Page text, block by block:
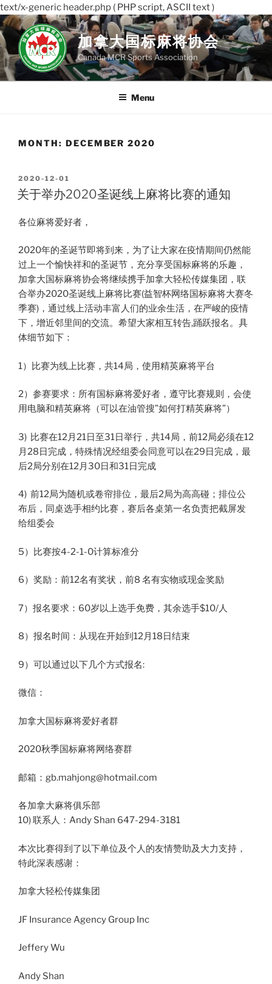
text/x-generic header.php ( PHP script, ASCII text )
Skip
to
content
加拿大国标麻将协会
Canada MCR Sports Association
Menu
MONTH: DECEMBER 2020
POSTED
ON
2020-12-01
关于举办2020圣诞线上麻将比赛的通知
各位麻将爱好者，
2020年的圣诞节即将到来，为了让大家在疫情期间仍然能
过上一个愉快祥和的圣诞节，充分享受国标麻将的乐趣，
加拿大国标麻将协会将继续携手加拿大轻松传媒集团，联
合举办2020圣诞线上麻将比赛(益智杯网络国标麻将大赛冬
季赛)，通过线上活动丰富人们的业余生活，在严峻的疫情
下，增近邻里间的交流。希望大家相互转告,踊跃报名。具
体细节如下：
1）比赛为线上比赛，共14局，使用精英麻将平台
2）参赛要求：所有国标麻将爱好者，遵守比赛规则，会使
用电脑和精英麻将（可以在油管搜”如何打精英麻将”）
3) 比赛在12月21日至31日举行，共14局，前12局必须在12
月28日完成，特殊情况经组委会同意可以在29日完成，最
后2局分别在12月30日和31日完成
4) 前12局为随机或卷帘排位，最后2局为高高碰；排位公
布后，同桌选手相约比赛，赛后各桌第一名负责把截屏发
给组委会
5）比赛按4-2-1-0计算标准分
6）奖励：前12名有奖状，前8 名有实物或现金奖励
7）报名要求：60岁以上选手免费，其余选手$10/人
8）报名时间：从现在开始到12月18日结束
9）可以通过以下几个方式报名:
微信：
加拿大国标麻将爱好者群
2020秋季国标麻将网络赛群
邮箱：gb.mahjong@hotmail.com
各加拿大麻将俱乐部
10) 联系人：Andy Shan 647-294-3181
本次比赛得到了以下单位及个人的友情赞助及大力支持，
特此深表感谢：
加拿大轻松传媒集团
JF Insurance Agency Group Inc
Jeffery Wu
Andy Shan